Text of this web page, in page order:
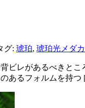
グ: 琥珀, 琥珀光メダカ
ビレがあるべきと
のあるフォルムを持